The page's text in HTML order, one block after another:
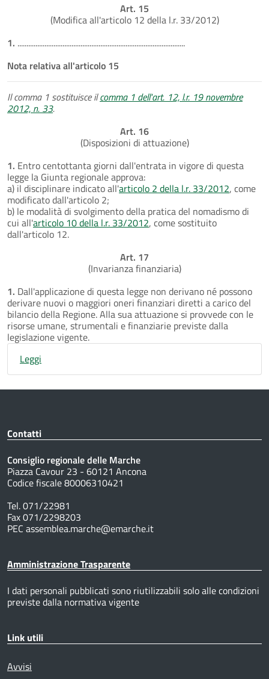
Art. 15
(Modifica all'articolo 12 della l.r. 33/2012)
1. .............................................................................................
Nota relativa all'articolo 15
Il comma 1 sostituisce ilcomma 1 dell'art. 12, l.r. 19 novembre
2012, n. 33.
Art. 16
(Disposizioni di attuazione)
1. Entro centottanta giorni dall'entrata in vigore di questa
legge la Giunta regionale approva:
a) il disciplinare indicato all'articolo 2 della l.r. 33/2012, come
modificato dall'articolo 2;
b) le modalità di svolgimento della pratica del nomadismo di
cui all'articolo 10 della l.r. 33/2012, come sostituito
dall'articolo 12.
Art. 17
(Invarianza finanziaria)
1. Dall'applicazione di questa legge non derivano né possono
derivare nuovi o maggiori oneri finanziari diretti a carico del
bilancio della Regione. Alla sua attuazione si provvede con le
risorse umane, strumentali e finanziarie previste dalla
legislazione vigente.
Leggi
Contatti
Consiglio regionale delle Marche
Piazza Cavour 23 - 60121 Ancona
Codice fiscale 80006310421
Tel. 071/22981
Fax 071/2298203
PEC assemblea.marche@emarche.it
Amministrazione Trasparente
I dati personali pubblicati sono riutilizzabili solo alle condizioni
previste dalla normativa vigente
Link utili
Avvisi